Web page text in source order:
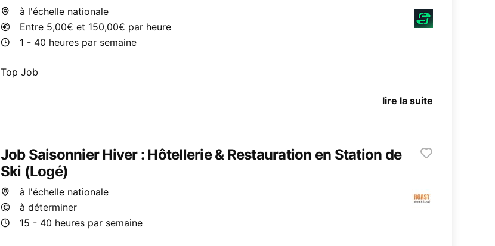
à l'échelle nationale
Entre 5,00€ et 150,00€ par heure
1 - 40 heures par semaine
Top Job
lire la suite
Job Saisonnier Hiver : Hôtellerie & Restauration en Station de
Ski (Logé)
à l'échelle nationale
à déterminer
15 - 40 heures par semaine